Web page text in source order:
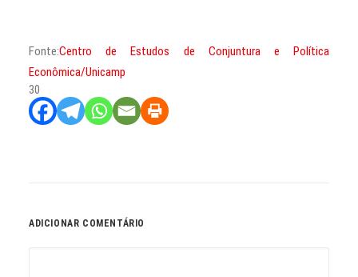
Fonte:Centro de Estudos de Conjuntura e Política
Econômica/Unicamp
30
ADICIONAR COMENTÁRIO